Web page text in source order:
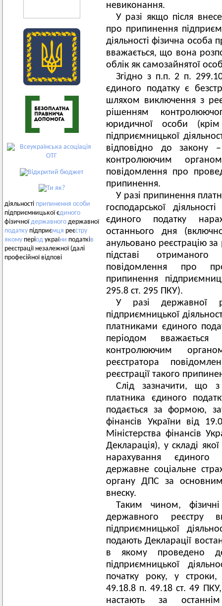
діяльності припинення особи
підприємницької єдиного
фізичноїдержавного державної
податку підприємця реєстру
якому період україни податків
реєстрації незалежної (далі
професійної відпові
невиконання.
У разі якщо після
про припинення
діяльності фізична особа
вважається, що вона
облік як самозайнятої
Згідно з п.п. 2 п.
єдиного податку є
шляхом виключення з
рішенням
юридичної особи
підприємницької
відповідно до закону
контролюючим
повідомлення про
припинення.
У разі припинення
господарської
єдиного податку
останнього дня
анульовано реєстрацію
підставі
повідомлення про
припинення
295.8 ст. 295 ПКУ).
У разі державної
підприємницької
платниками єдиного
періодом
контролюючим
реєстратора
реєстрації такого
Слід зазначити, що з
платника єдиного
подається за формою,
фінансів України від
Міністерства фінансів
Декларація), у складі
нарахування єдиного
державне соціальне
органу ДПС за
внеску.
Таким чином,
державного реєстру
підприємницької
подають Декларації
в якому проведено
підприємницької
початку року, у строки,
49.18.8 п. 49.18 ст. 49
настають за